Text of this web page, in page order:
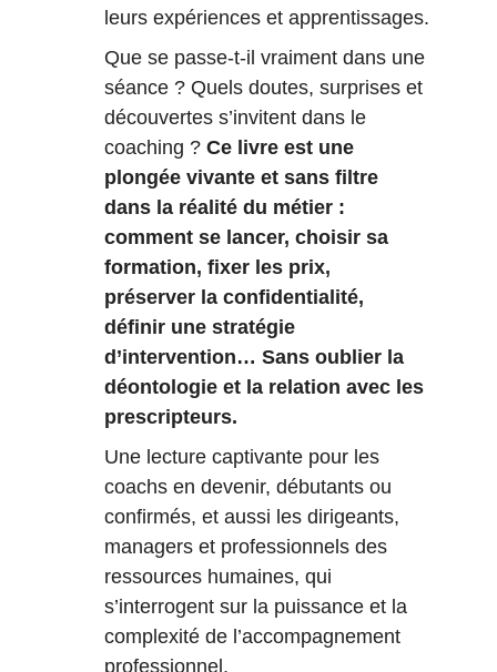
leurs expériences et apprentissages.
Que se passe-t-il vraiment dans une
séance ? Quels doutes, surprises et
découvertes s’invitent dans le
coaching ? Ce livre est une
plongée vivante et sans filtre
dans la réalité du métier :
comment se lancer, choisir sa
formation, fixer les prix,
préserver la confidentialité,
définir une stratégie
d’intervention… Sans oublier la
déontologie et la relation avec les
prescripteurs.
Une lecture captivante pour les
coachs en devenir, débutants ou
confirmés, et aussi les dirigeants,
managers et professionnels des
ressources humaines, qui
s’interrogent sur la puissance et la
complexité de l’accompagnement
professionnel.